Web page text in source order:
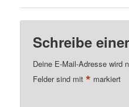
Schreibe
Deine E-Mail-Adresse wird
Felder sind mit* markiert